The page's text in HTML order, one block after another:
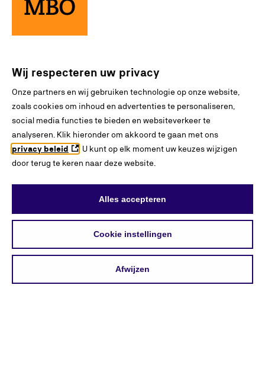
INTERESSES BLADEREN ZOEKEN VERGELIJKEN ONTDEKKEN
Wij respecteren uw privacy
Onze partners en wij gebruiken technologie op onze website,
zoals cookies om inhoud en advertenties te personaliseren,
social media functies te bieden en websiteverkeer te
analyseren. Klik hieronder om akkoord te gaan met ons
privacy beleid
. U kunt op elk moment uw keuzes wijzigen
door terug te keren naar deze website.
Alles accepteren
Cookie instellingen
Afwijzen